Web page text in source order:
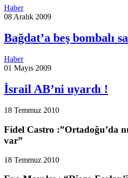
Haber
08 Aralık 2009
Bağdat’a beş bombalı
Haber
01 Mayıs 2009
İsrail AB’ni uyardı !
18 Temmuz 2010
Fidel Castro :”Ortadoğu’da
var”
18 Temmuz 2010